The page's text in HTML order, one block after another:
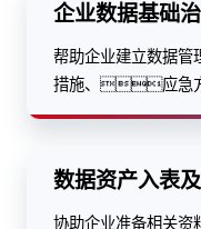
企业数据基础
帮助企业建立数据
措施、应急
数据资产入表
协助企业准备相关